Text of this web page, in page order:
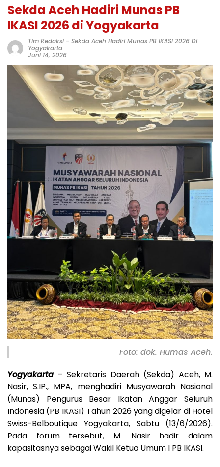
Sekda Aceh Hadiri Munas PB
IKASI 2026 di Yogyakarta
Tim Redaksi- Sekda Aceh Hadiri Munas PB IKASI 2026 Di
Yogyakarta
Juni 14, 2026
Foto: dok. Humas Aceh.
Yogyakarta – Sekretaris Daerah (Sekda) Aceh, M.
Nasir, S.IP., MPA, menghadiri Musyawarah Nasional
(Munas) Pengurus Besar Ikatan Anggar Seluruh
Indonesia (PB IKASI) Tahun 2026 yang digelar di Hotel
Swiss-Belboutique Yogyakarta, Sabtu (13/6/2026).
Pada forum tersebut, M. Nasir hadir dalam
kapasitasnya sebagai Wakil Ketua Umum I PB IKASI.